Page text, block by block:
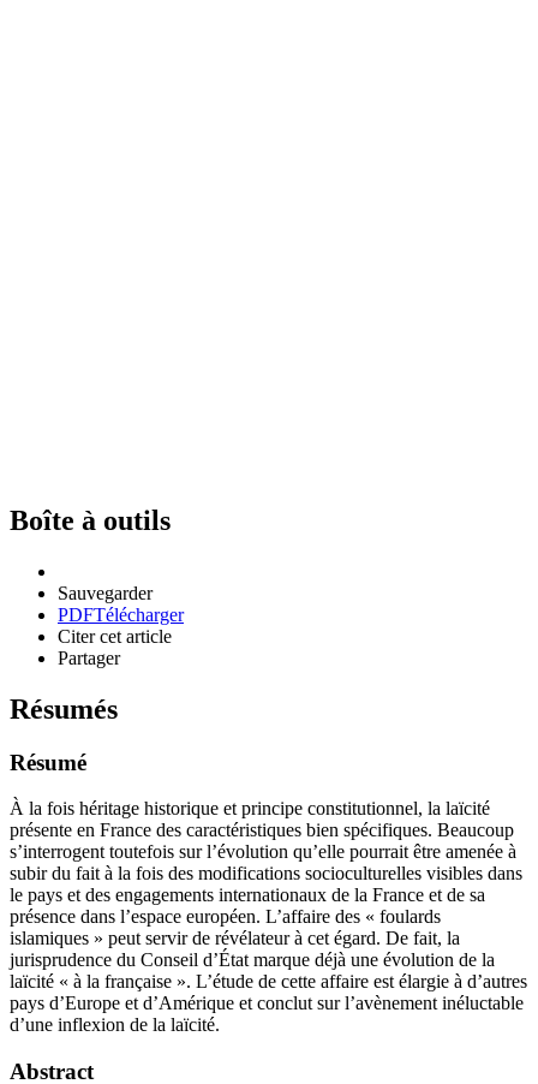
Boîte à outils
Sauvegarder
PDFTélécharger
Citer cet article
Partager
Résumés
Résumé
À la fois héritage historique et principe constitutionnel, la laïcité
présente en France des caractéristiques bien spécifiques. Beaucoup
s’interrogent toutefois sur l’évolution qu’elle pourrait être amenée à
subir du fait à la fois des modifications socioculturelles visibles dans
le pays et des engagements internationaux de la France et de sa
présence dans l’espace européen. L’affaire des « foulards
islamiques » peut servir de révélateur à cet égard. De fait, la
jurisprudence du Conseil d’État marque déjà une évolution de la
laïcité « à la française ». L’étude de cette affaire est élargie à d’autres
pays d’Europe et d’Amérique et conclut sur l’avènement inéluctable
d’une inflexion de la laïcité.
Abstract